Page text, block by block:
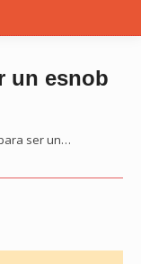
un esnob
ser un…